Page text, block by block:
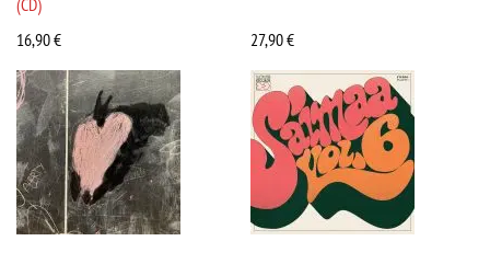
(CD)
16,90€ 27,90€